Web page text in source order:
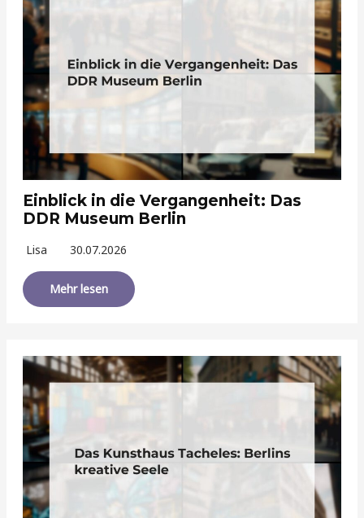
Einblick in die Vergangenheit: Das
DDR Museum Berlin
Lisa 30.07.2026
Mehr lesen